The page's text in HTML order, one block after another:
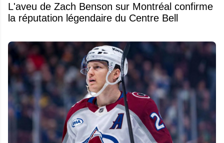
L'aveu de Zach Benson sur Montréal confirme
la réputation légendaire du Centre Bell